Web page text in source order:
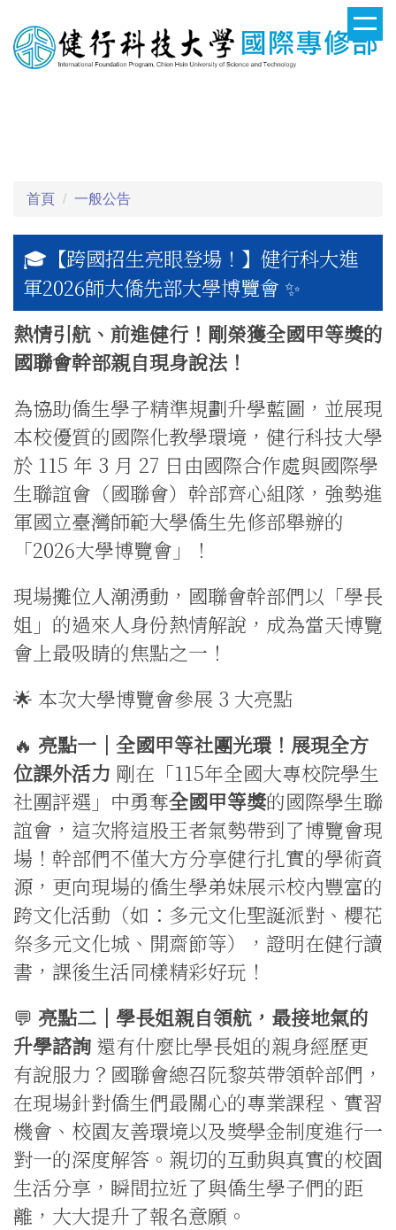
到
主
首頁 一般公告
🎓【跨國招生亮眼登場！】健行科大進
軍2026師大僑先部大學博覽會 ✨
熱情引航、前進健行！剛榮獲全國甲等獎的
國聯會幹部親自現身說法！
為協助僑生學子精準規劃升學藍圖，並展現
本校優質的國際化教學環境，健行科技大學
於 115 年 3 月 27 日由國際合作處與國際學
生聯誼會（國聯會）幹部齊心組隊，強勢進
軍國立臺灣師範大學僑生先修部舉辦的
「2026大學博覽會」！
現場攤位人潮湧動，國聯會幹部們以「學長
姐」的過來人身份熱情解說，成為當天博覽
會上最吸睛的焦點之一！
🌟 本次大學博覽會參展 3 大亮點
🔥 亮點一｜全國甲等社團光環！展現全方
位課外活力 剛在「115年全國大專校院學生
社團評選」中勇奪全國甲等獎的國際學生聯
誼會，這次將這股王者氣勢帶到了博覽會現
場！幹部們不僅大方分享健行扎實的學術資
源，更向現場的僑生學弟妹展示校內豐富的
跨文化活動（如：多元文化聖誕派對、櫻花
祭多元文化城、開齋節等），證明在健行讀
書，課後生活同樣精彩好玩！
💬 亮點二｜學長姐親自領航，最接地氣的
升學諮詢 還有什麼比學長姐的親身經歷更
有說服力？國聯會總召阮黎英帶領幹部們，
在現場針對僑生們最關心的專業課程、實習
機會、校園友善環境以及獎學金制度進行一
對一的深度解答。親切的互動與真實的校園
生活分享，瞬間拉近了與僑生學子們的距
離，大大提升了報名意願。